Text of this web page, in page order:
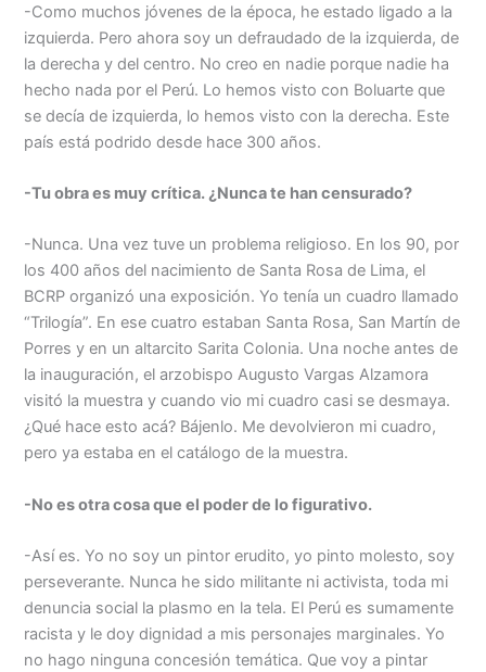
-Como muchos jóvenes de la época, he estado ligado a la
izquierda. Pero ahora soy un defraudado de la izquierda, de
la derecha y del centro. No creo en nadie porque nadie ha
hecho nada por el Perú. Lo hemos visto con Boluarte que
se decía de izquierda, lo hemos visto con la derecha. Este
país está podrido desde hace 300 años.
-Tu obra es muy crítica. ¿Nunca te han censurado?
-Nunca. Una vez tuve un problema religioso. En los 90, por
los 400 años del nacimiento de Santa Rosa de Lima, el
BCRP organizó una exposición. Yo tenía un cuadro llamado
“Trilogía”. En ese cuatro estaban Santa Rosa, San Martín de
Porres y en un altarcito Sarita Colonia. Una noche antes de
la inauguración, el arzobispo Augusto Vargas Alzamora
visitó la muestra y cuando vio mi cuadro casi se desmaya.
¿Qué hace esto acá? Bájenlo. Me devolvieron mi cuadro,
pero ya estaba en el catálogo de la muestra.
-No es otra cosa que el poder de lo figurativo.
-Así es. Yo no soy un pintor erudito, yo pinto molesto, soy
perseverante. Nunca he sido militante ni activista, toda mi
denuncia social la plasmo en la tela. El Perú es sumamente
racista y le doy dignidad a mis personajes marginales. Yo
no hago ninguna concesión temática. Que voy a pintar